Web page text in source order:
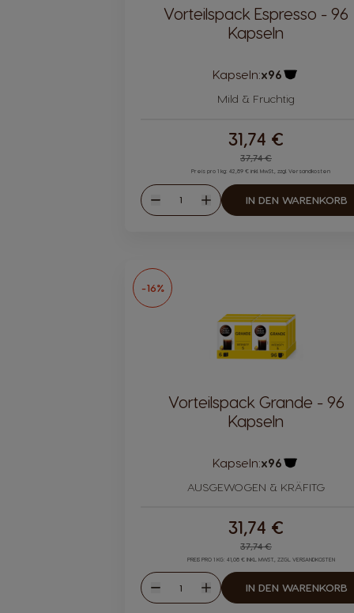
Vorteilspack Espresso - 96
Kapseln
Kapseln:x96
Mild & Fruchtig
Regular Price
37,74 €
31,74 €
Preis pro 1 kg: 42,89 € inkl. MwSt., zzgl. Versandkosten
Abnahme
Menge
Zunahme
IN DEN WARENKORB
-16%
Vorteilspack Grande - 96
Kapseln
Kapseln:x96
AUSGEWOGEN & KRÄFITG
Regular Price
37,74 €
31,74 €
PREIS PRO 1 KG: 41,08 € INKL. MWST., ZZGL. VERSANDKOSTEN
Abnahme
Menge
Zunahme
IN DEN WARENKORB